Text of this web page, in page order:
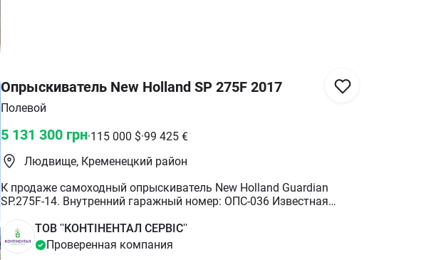
Опрыскиватель New Holland SP 275F 2017
Полевой
5 131 300 грн·115 000 $·99 425 €
Людвище, Кременецкий район
К продаже самоходный опрыскиватель New Holland Guardian
SP.275F-14. Внутренний гаражный номер: ОПС-036 Известная
2017 Находился в эксплуатации в пределах агрокомпании до
конца предыдущего сезона. Имеется возможность заведения и
тестирования. Условно пригоден к дальнейшей эксплуатации,
ТОВ ''КОНТІНЕНТАЛ СЕРВІС''
Проверенная компания